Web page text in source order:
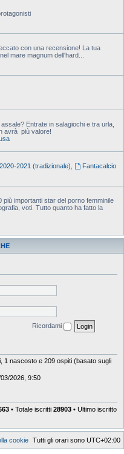
con una recensione! La tua
mare magnum dell'hard...
Entrate in salagiochi e tra urla,
avrà più valore!
2021 (tradizionale)
Fantacalcio
importanti star del porno femminile
voti. Tutto quanto ha fatto la
Ricordami
1 nascosto e 209 ospiti (basato sugli
2026, 9:50
• Totale iscritti 28903 • Ultimo iscritto
Tutti gli orari sono UTC+02:00
cookie